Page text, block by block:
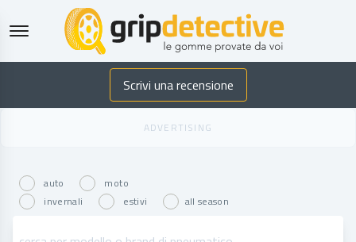
GripDetective
Scrivi una recensione
auto
moto
invernali
estivi all season